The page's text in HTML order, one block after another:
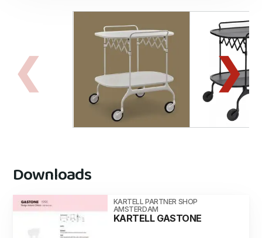
Downloads
KARTELL PARTNER SHOP
AMSTERDAM
KARTELL GASTONE